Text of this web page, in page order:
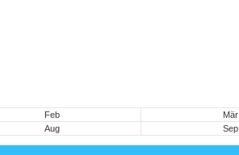
Feb Mär
Aug Sep